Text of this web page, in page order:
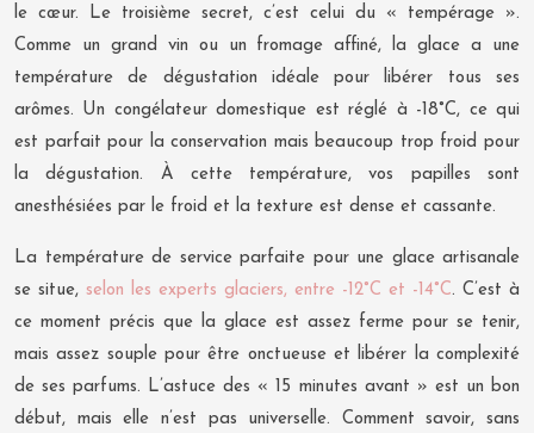
le cœur. Le troisième secret, c’est celui du « tempérage ».
Comme un grand vin ou un fromage affiné, la glace a une
température de dégustation idéale pour libérer tous ses
arômes. Un congélateur domestique est réglé à -18°C, ce qui
est parfait pour la conservation mais beaucoup trop froid pour
la dégustation. À cette température, vos papilles sont
anesthésiées par le froid et la texture est dense et cassante.
La température de service parfaite pour une glace artisanale
se situe, selon les experts glaciers, entre -12°C et -14°C. C’est à
ce moment précis que la glace est assez ferme pour se tenir,
mais assez souple pour être onctueuse et libérer la complexité
de ses parfums. L’astuce des « 15 minutes avant » est un bon
début, mais elle n’est pas universelle. Comment savoir, sans